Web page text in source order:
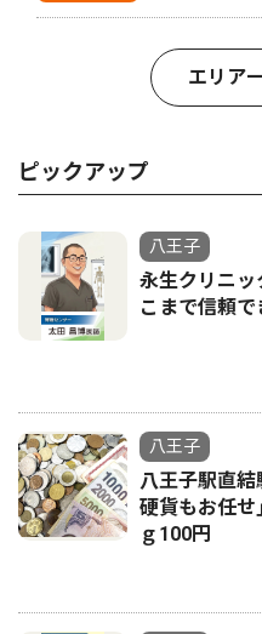
エリア
ピックアップ
八王子
永生クリニ
こまで信頼で
八王子
八王子駅直
硬貨もお任
ｇ100円